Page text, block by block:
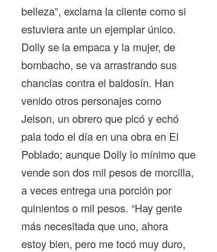
belleza”, exclama la cliente como si
estuviera ante un ejemplar único.
Dolly se la empaca y la mujer, de
bombacho, se va arrastrando sus
chanclas contra el baldosín. Han
venido otros personajes como
Jeison, un obrero que picó y echó
pala todo el día en una obra en El
Poblado; aunque Dolly lo mínimo que
vende son dos mil pesos de morcilla,
a veces entrega una porción por
quinientos o mil pesos. “Hay gente
más necesitada que uno, ahora
estoy bien, pero me tocó muy duro,